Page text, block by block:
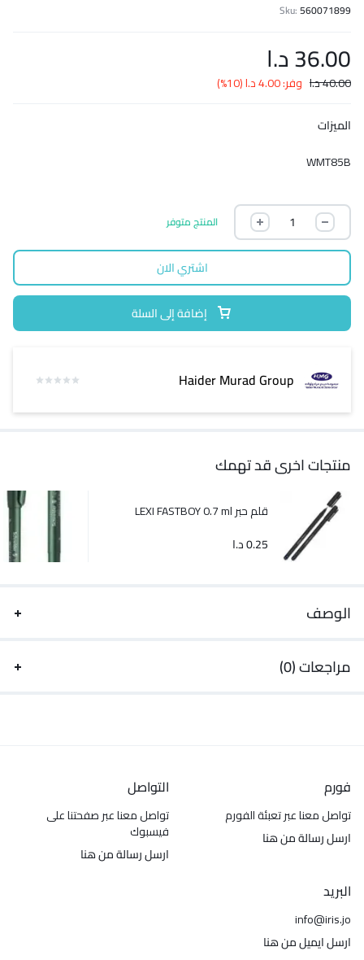
Sku:560071899
36.00د.ا
40.00د.ا وفر:4.00د.ا(10%)
الميزات
WMT85B
المنتج متوفر
إضافة إلى السلة
اشتري الان
Haider Murad Group
منتجات اخرى قد تهمك
قلم حبر LEXI FASTBOY 0.7 ml
0.25د.ا
الوصف
مراجعات (0)
فورم
تواصل معنا عبر تعبئة الفورم
ارسل رسالة من هنا
التواصل
تواصل معنا عبر صفحتنا على
فيسبوك
ارسل رسالة من هنا
البريد
info@iris.jo
ارسل ايميل من هنا